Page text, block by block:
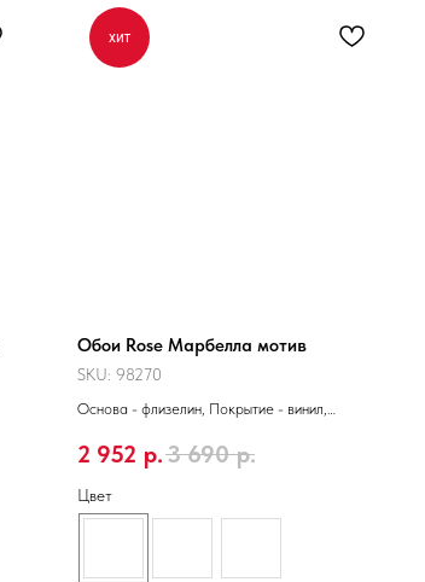
хит
Обои Rose Марбелла мотив
SKU: 98270
Основа - флизелин, Покрытие - винил,
2 952 р.3 690 р.
Цвет